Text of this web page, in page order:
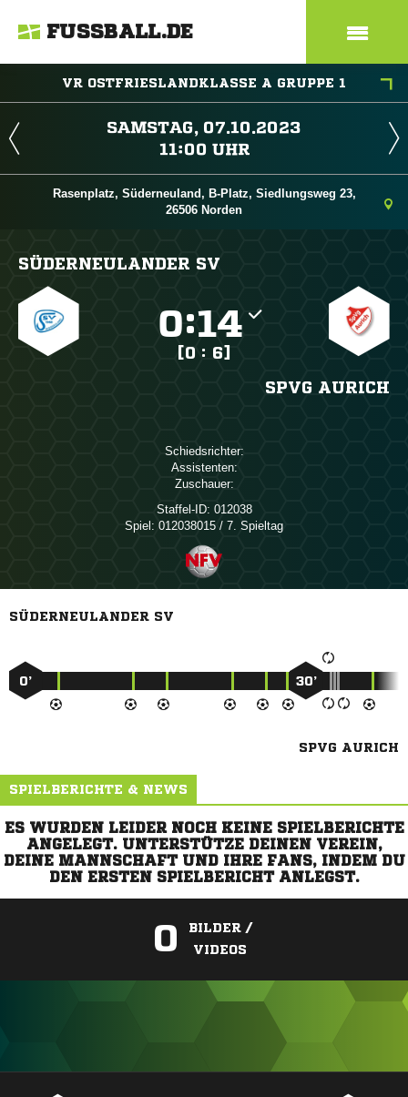
FUSSBALL.DE
VR OSTFRIESLANDKLASSE A GRUPPE 1
 
 
Rasenplatz, Süderneuland, B-Platz, Siedlungsweg 23,
26506 Norden
SÜDERNEULANDER SV
:
[0 : 6]
SPVG AURICH
Schiedsrichter:
Assistenten:
Zuschauer:
Staffel-ID: 012038
Spiel: 012038015 / 7. Spieltag
SÜDERNEULANDER SV
0’ 30’
SPVG AURICH
SPIELBERICHTE & NEWS
ES WURDEN LEIDER NOCH KEINE SPIELBERICHTE
ANGELEGT. UNTERSTÜTZE DEINEN VEREIN,
DEINE MANNSCHAFT UND IHRE FANS, INDEM DU
DEN ERSTEN SPIELBERICHT ANLEGST.
0
BILDER /
VIDEOS